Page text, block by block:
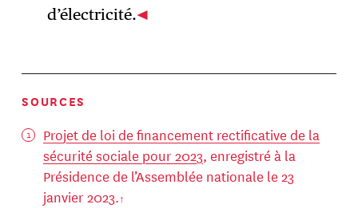
d’électricité.
SOURCES
Projet de loi de financement rectificative de la
sécurité sociale pour 2023, enregistré à la
Présidence de l’Assemblée nationale le 23
janvier 2023.